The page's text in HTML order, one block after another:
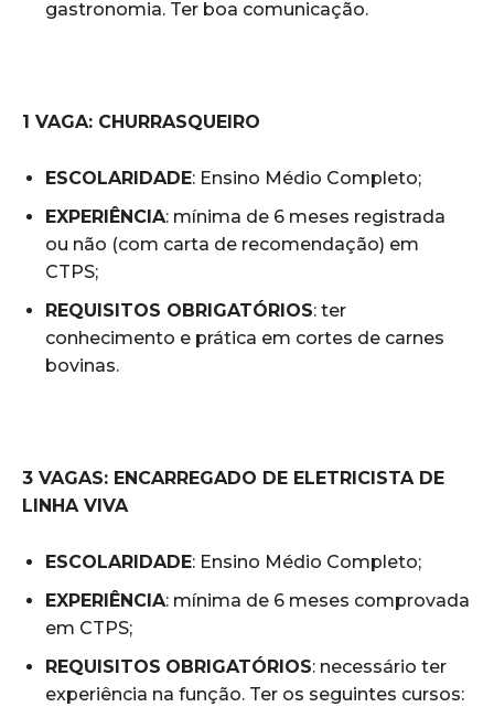
gastronomia. Ter boa comunicação.
1 VAGA: CHURRASQUEIRO
ESCOLARIDADE: Ensino Médio Completo;
EXPERIÊNCIA: mínima de 6 meses registrada
ou não (com carta de recomendação) em
CTPS;
REQUISITOS OBRIGATÓRIOS: ter
conhecimento e prática em cortes de carnes
bovinas.
3 VAGAS: ENCARREGADO DE ELETRICISTA DE
LINHA VIVA
ESCOLARIDADE: Ensino Médio Completo;
EXPERIÊNCIA: mínima de 6 meses comprovada
em CTPS;
REQUISITOS OBRIGATÓRIOS: necessário ter
experiência na função. Ter os seguintes cursos: